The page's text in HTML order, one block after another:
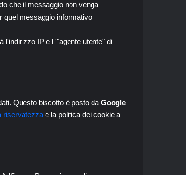
che il messaggio non venga
quel messaggio informativo.
l'indirizzo IP e l '"agente utente" di
Questo biscotto è posto da Google
riservatezza e la politica dei cookie a